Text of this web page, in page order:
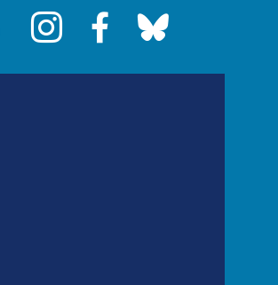
InstagramFacebook